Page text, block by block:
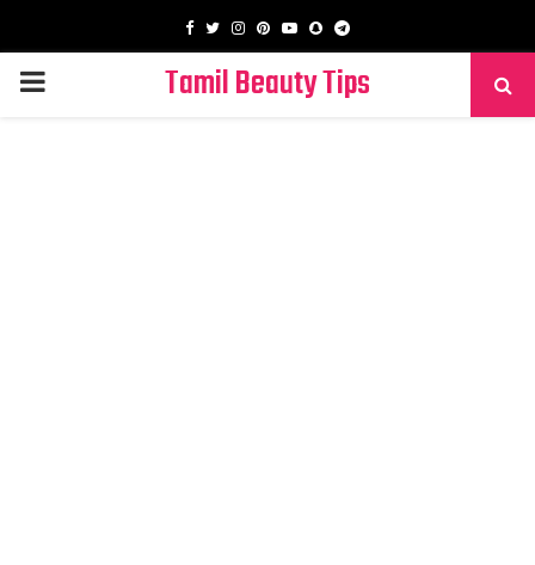
Facebook
TwitterInstagram
PinterestYoutube
SnapchatTelegram
PRIMARY
Tamil Beauty Tips